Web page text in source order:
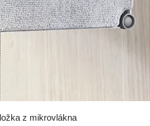
z mikrovlákna